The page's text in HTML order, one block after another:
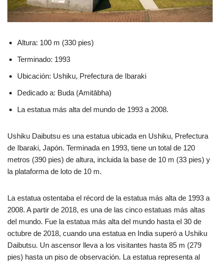
Altura: 100 m (330 pies)
Terminado: 1993
Ubicación: Ushiku, Prefectura de Ibaraki
Dedicado a: Buda (Amitābha)
La estatua más alta del mundo de 1993 a 2008.
Ushiku Daibutsu es una estatua ubicada en Ushiku, Prefectura
de Ibaraki, Japón. Terminada en 1993, tiene un total de 120
metros (390 pies) de altura, incluida la base de 10 m (33 pies) y
la plataforma de loto de 10 m.
La estatua ostentaba el récord de la estatua más alta de 1993 a
2008. A partir de 2018, es una de las cinco estatuas más altas
del mundo. Fue la estatua más alta del mundo hasta el 30 de
octubre de 2018, cuando una estatua en India superó a Ushiku
Daibutsu. Un ascensor lleva a los visitantes hasta 85 m (279
pies) hasta un piso de observación. La estatua representa al